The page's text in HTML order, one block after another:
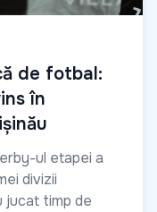
de fotbal:
în
ul etapei a
divizii
jucat timp de